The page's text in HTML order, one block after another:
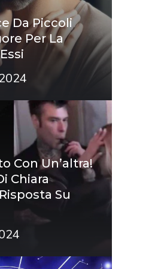
Da Piccoli
Per La
Con Un’altra!
Chiara
Su